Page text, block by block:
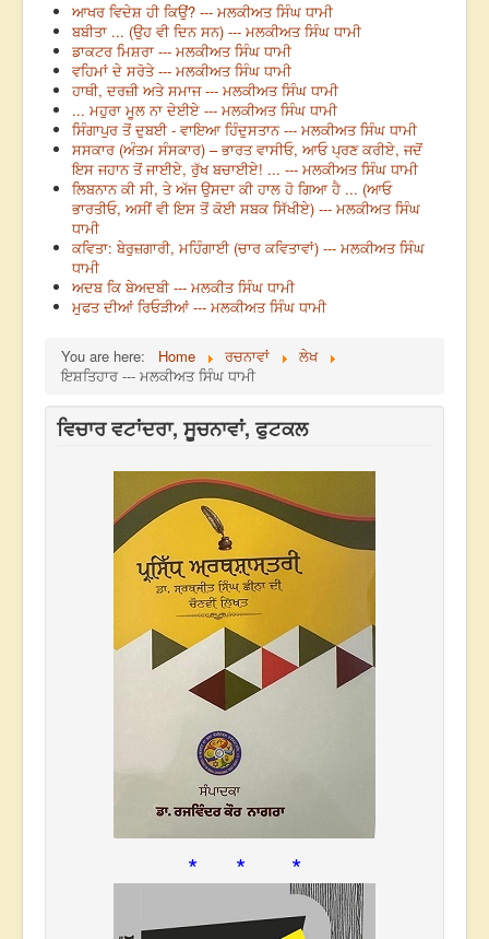
ਆਖਰ ਵਿਦੇਸ਼ ਹੀ ਕਿਉਂ? --- ਮਲਕੀਅਤ ਸਿੰਘ ਧਾਮੀ
ਬਬੀਤਾ ... (ਉਹ ਵੀ ਦਿਨ ਸਨ) --- ਮਲਕੀਅਤ ਸਿੰਘ ਧਾਮੀ
ਡਾਕਟਰ ਮਿਸ਼ਰਾ --- ਮਲਕੀਅਤ ਸਿੰਘ ਧਾਮੀ
ਵਹਿਮਾਂ ਦੇ ਸਰੋਤੇ --- ਮਲਕੀਅਤ ਸਿੰਘ ਧਾਮੀ
ਹਾਥੀ, ਦਰਜ਼ੀ ਅਤੇ ਸਮਾਜ --- ਮਲਕੀਅਤ ਸਿੰਘ ਧਾਮੀ
... ਮਹੁਰਾ ਮੂਲ ਨਾ ਦੇਈਏ --- ਮਲਕੀਅਤ ਸਿੰਘ ਧਾਮੀ
ਸਿੰਗਾਪੁਰ ਤੋਂ ਦੁਬਈ - ਵਾਇਆ ਹਿੰਦੁਸਤਾਨ --- ਮਲਕੀਅਤ ਸਿੰਘ ਧਾਮੀ
ਸਸਕਾਰ (ਅੰਤਮ ਸੰਸਕਾਰ) – ਭਾਰਤ ਵਾਸੀਓ, ਆਓ ਪ੍ਰਣ ਕਰੀਏ, ਜਦੋਂ
ਇਸ ਜਹਾਨ ਤੋਂ ਜਾਈਏ, ਰੁੱਖ ਬਚਾਈਏ! ... --- ਮਲਕੀਅਤ ਸਿੰਘ ਧਾਮੀ
ਲਿਬਨਾਨ ਕੀ ਸੀ, ਤੇ ਅੱਜ ਉਸਦਾ ਕੀ ਹਾਲ ਹੋ ਗਿਆ ਹੈ ... (ਆਓ
ਭਾਰਤੀਓ, ਅਸੀਂ ਵੀ ਇਸ ਤੋਂ ਕੋਈ ਸਬਕ ਸਿੱਖੀਏ) --- ਮਲਕੀਅਤ ਸਿੰਘ
ਧਾਮੀ
ਕਵਿਤਾ: ਬੇਰੁਜ਼ਗਾਰੀ, ਮਹਿੰਗਾਈ (ਚਾਰ ਕਵਿਤਾਵਾਂ) --- ਮਲਕੀਅਤ ਸਿੰਘ
ਧਾਮੀ
ਅਦਬ ਕਿ ਬੇਅਦਬੀ --- ਮਲਕੀਤ ਸਿੰਘ ਧਾਮੀ
ਮੁਫਤ ਦੀਆਂ ਰਿਓੜੀਆਂ --- ਮਲਕੀਅਤ ਸਿੰਘ ਧਾਮੀ
You are here: Home ਰਚਨਾਵਾਂ
ਲੇਖ
ਇਸ਼ਤਿਹਾਰ --- ਮਲਕੀਅਤ ਸਿੰਘ ਧਾਮੀ
ਵਿਚਾਰ ਵਟਾਂਦਰਾ, ਸੂਚਨਾਵਾਂ, ਫੁਟਕਲ
* * *